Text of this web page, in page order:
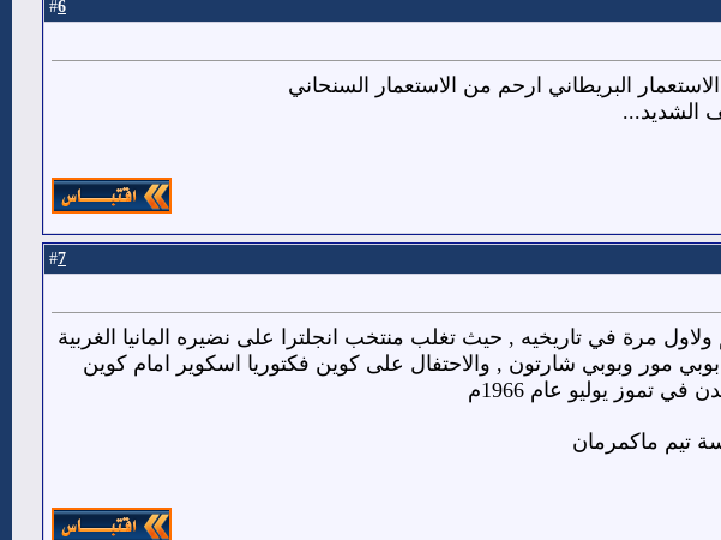
6
البريطاني ارحم من الاستعمار السنحاني
الشديد...
7
ولاول مرة في تاريخيه , حيث تغلب منتخب انجلترا على نضيره المانيا الغربية
المونديال الذي استضافته انجلترا عام 1966م بقيادة بوبي مور وبوبي شارتون , والاحتفال على كوين فكتوريا اسكوير امام كوين
في تموز يوليو عام 1966م
تيم ماكمرمان